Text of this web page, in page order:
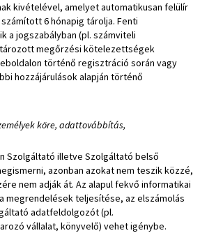
kivételével, amelyet automatikusan felülír
6 hónapig tárolja. Fenti
a jogszabályban (pl. számviteli
megőrzési kötelezettségek
történő regisztráció során vagy
hozzájárulások alapján történő
köre, adattovábbítás,
Szolgáltató illetve Szolgáltató belső
azonban azokat nem teszik közzé,
nem adják át. Az alapul fekvő informatikai
megrendelések teljesítése, az elszámolás
adatfeldolgozót (pl.
vállalat, könyvelő) vehet igénybe.